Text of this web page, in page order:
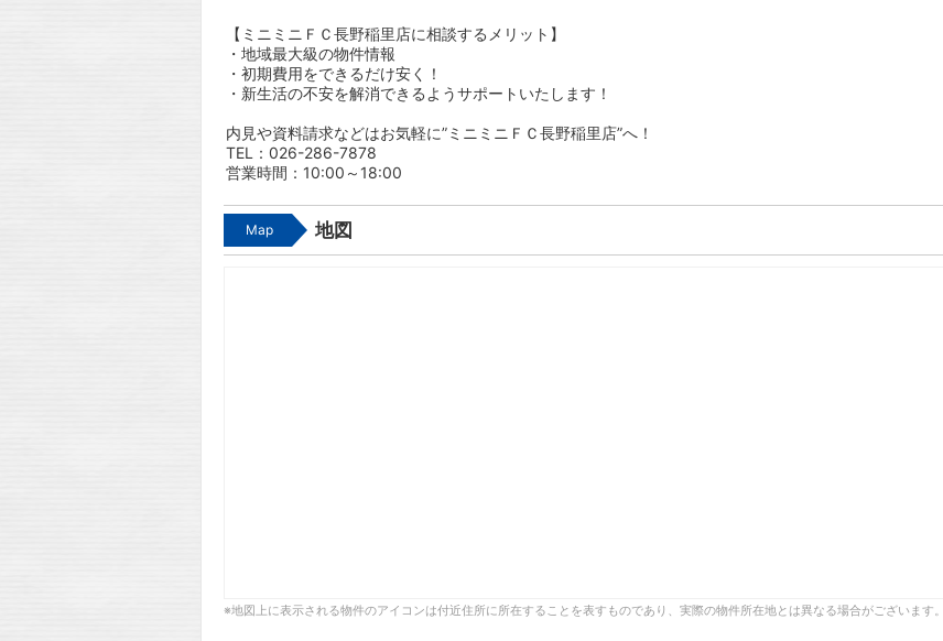
【ミニミニＦＣ長野稲里店に相談するメリット】
・地域最大級の物件情報
・初期費用をできるだけ安く！
・新生活の不安を解消できるようサポートいたします！
内見や資料請求などはお気軽に”ミニミニＦＣ長野稲里店”へ！
TEL：026-286-7878
営業時間：10:00～18:00
Map 地図
※地図上に表示される物件のアイコンは付近住所に所在することを表すものであり、実際の物件所在地とは異なる場合がございます。